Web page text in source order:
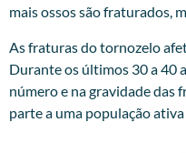
mais ossos são fraturados,
As fraturas do tornozelo
Durante os últimos 30 a 40
número e na gravidade das
parte a uma população ativa